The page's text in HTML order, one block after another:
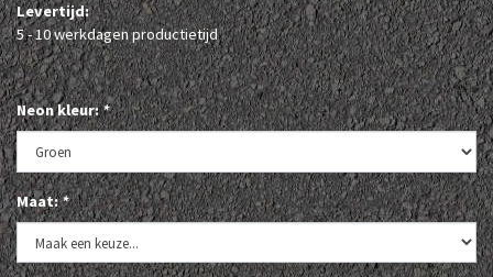
Levertijd:
5 - 10 werkdagen productietijd
Neon kleur:*
Maat:*